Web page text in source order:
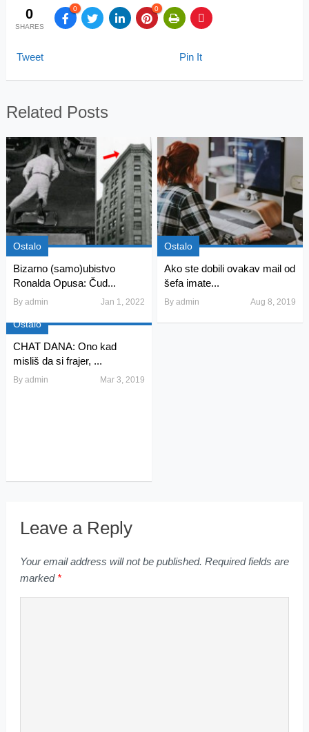
0
SHARES
0 0
Tweet Pin It
Related Posts
Ostalo
Bizarno (samo)ubistvo
Ronalda Opusa: Čud...
By admin Jan 1, 2022
Ostalo
Ako ste dobili ovakav mail od
šefa imate...
Byadmin Aug 8, 2019
Ostalo
CHAT DANA: Ono kad
misliš da si frajer, ...
By admin Mar 3, 2019
Leave a Reply
Your email address will not be published. Required fields are
marked *